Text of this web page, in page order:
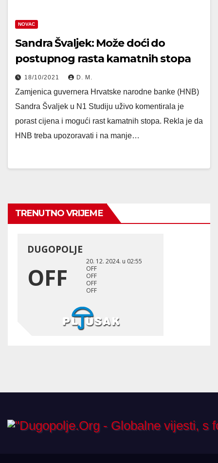
NOVAC
Sandra Švaljek: Može doći do
postupnog rasta kamatnih stopa
18/10/2021 D. M.
Zamjenica guvernera Hrvatske narodne banke (HNB)
Sandra Švaljek u N1 Studiju uživo komentirala je
porast cijena i mogući rast kamatnih stopa. Rekla je da
HNB treba upozoravati i na manje…
TRENUTNO VRIJEME